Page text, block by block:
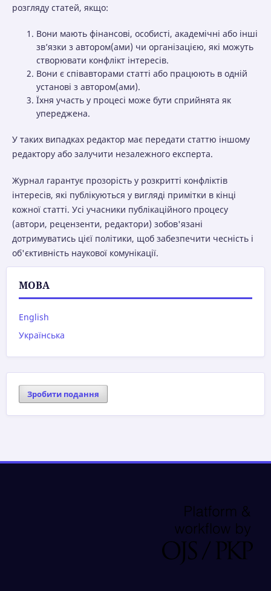
розгляду статей, якщо:
Вони мають фінансові, особисті, академічні або інші
зв’язки з автором(ами) чи організацією, які можуть
створювати конфлікт інтересів.
Вони є співавторами статті або працюють в одній
установі з автором(ами).
Їхня участь у процесі може бути сприйнята як
упереджена.
У таких випадках редактор має передати статтю іншому
редактору або залучити незалежного експерта.
Журнал гарантує прозорість у розкритті конфліктів
інтересів, які публікуються у вигляді примітки в кінці
кожної статті. Усі учасники публікаційного процесу
(автори, рецензенти, редактори) зобов'язані
дотримуватись цієї політики, щоб забезпечити чесність і
об'єктивність наукової комунікації.
МОВА
English
Українська
Зробити подання